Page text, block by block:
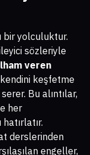
yolculuktur.
sözleriyle
veren
kendini keşfetme
Bu alıntılar,
her
hatırlatır.
derslerinden
engeller,